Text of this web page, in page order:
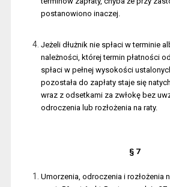
postanowiono inaczej.
Jeżeli dłużnik nie spłaci w terminie
należności, której termin płatności
spłaci w pełnej wysokości
pozostała do zapłaty staje się
wraz z odsetkami za zwłokę bez
odroczenia lub rozłożenia na raty.
§ 7
Umorzenia, odroczenia i rozłożenia